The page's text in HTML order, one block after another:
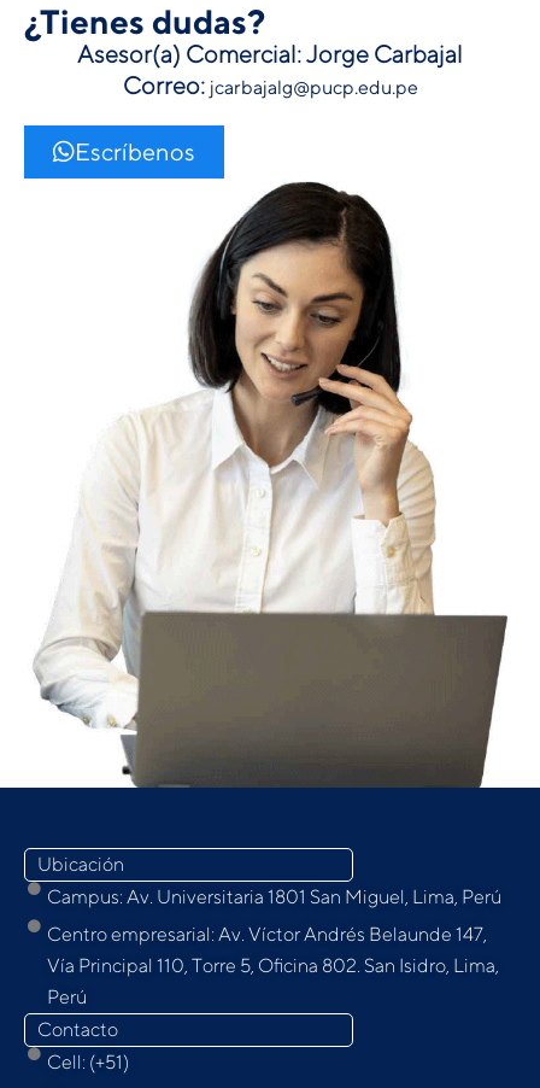
¿Tienes dudas?
Asesor(a) Comercial: Jorge Carbajal
Correo: jcarbajalg@pucp.edu.pe
Escríbenos
Ubicación
Campus: Av. Universitaria 1801 San Miguel, Lima, Perú
Centro empresarial: Av. Víctor Andrés Belaunde 147,
Vía Principal 110, Torre 5, Oﬁcina 802. San Isidro, Lima,
Perú
Contacto
Cell: (+51)